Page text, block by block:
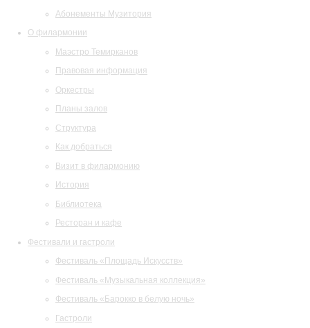
Абонементы Музитория
О филармонии
Маэстро Темирканов
Правовая информация
Оркестры
Планы залов
Структура
Как добраться
Визит в филармонию
История
Библиотека
Ресторан и кафе
Фестивали и гастроли
Фестиваль «Площадь Искусств»
Фестиваль «Музыкальная коллекция»
Фестиваль «Барокко в белую ночь»
Гастроли